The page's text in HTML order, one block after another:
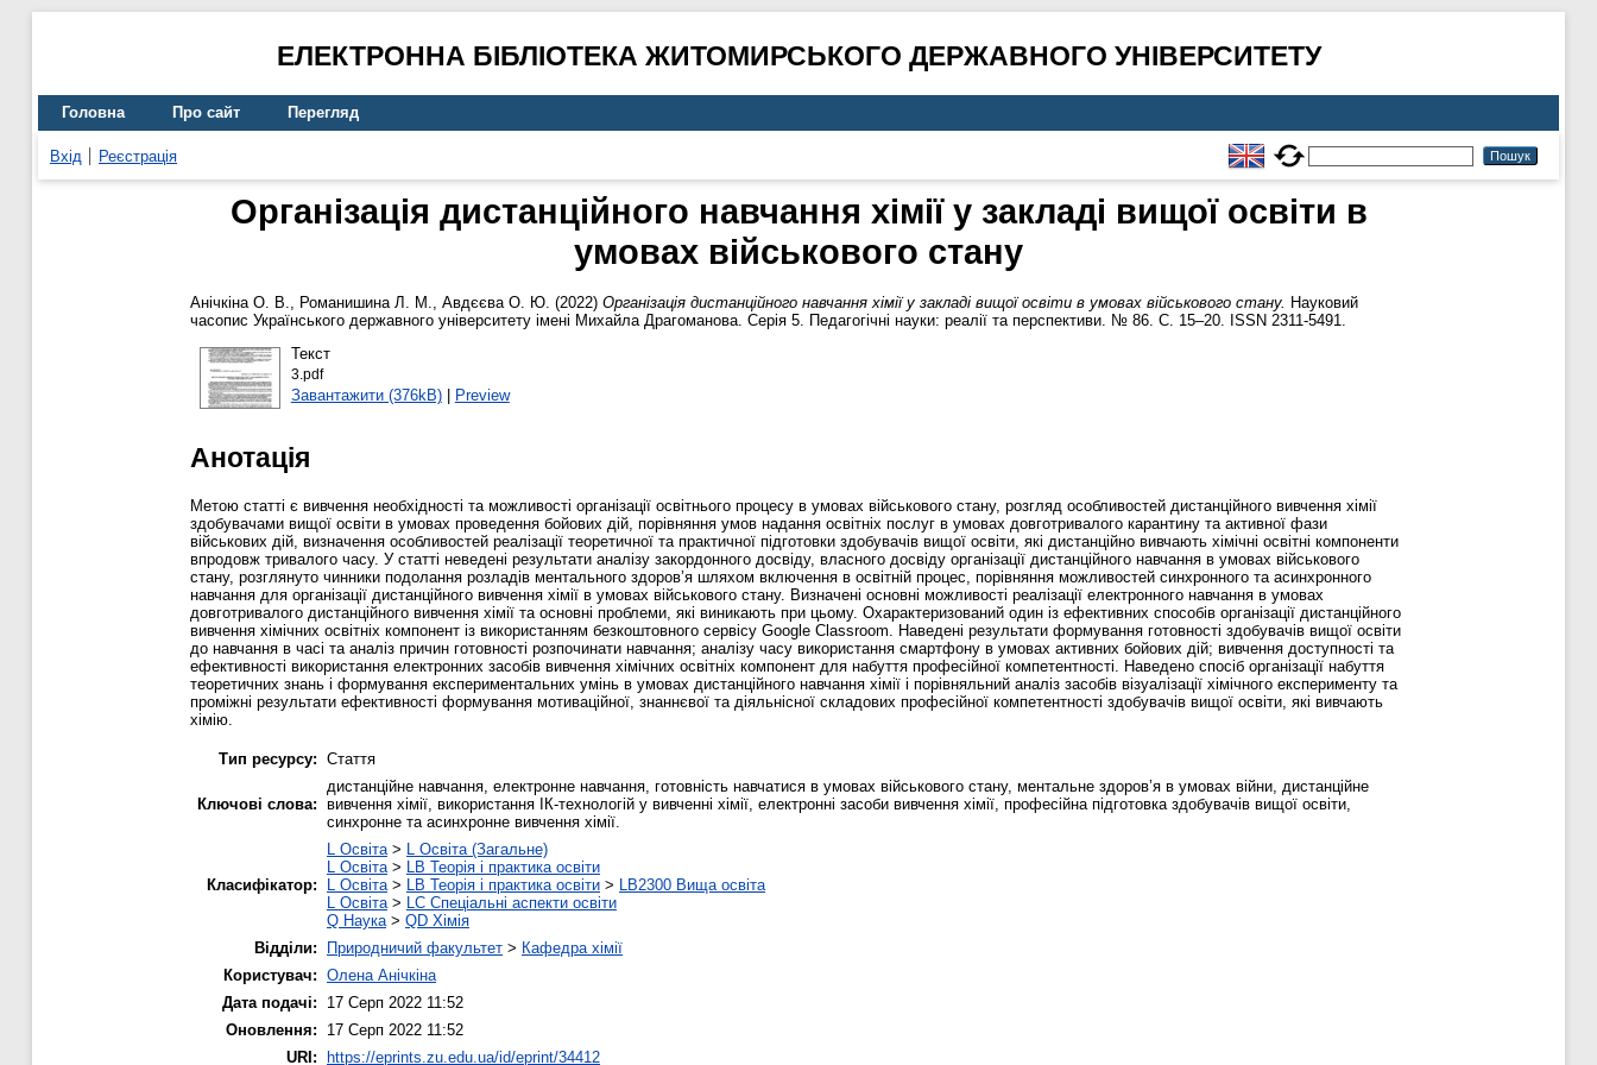
ЕЛЕКТРОННА БІБЛІОТЕКА ЖИТОМИРСЬКОГО ДЕРЖАВНОГО УНІВЕРСИТЕТУ
Головна Про сайт Перегляд
Вхід Реєстрація
Організація дистанційного навчання хімії у закладі вищої освіти в
умовах військового стану
Анічкіна О. В., Романишина Л. М., Авдєєва О. Ю. (2022) Організація дистанційного навчання хімії у закладі вищої освіти в умовах військового стану. Науковий
часопис Українського державного університету імені Михайла Драгоманова. Серія 5. Педагогічні науки: реалії та перспективи. № 86. С. 15–20. ISSN 2311-5491.
Текст
3.pdf
Завантажити (376kB)| Preview
Анотація
Метою статті є вивчення необхідності та можливості організації освітнього процесу в умовах військового стану, розгляд особливостей дистанційного вивчення хімії
здобувачами вищої освіти в умовах проведення бойових дій, порівняння умов надання освітніх послуг в умовах довготривалого карантину та активної фази
військових дій, визначення особливостей реалізації теоретичної та практичної підготовки здобувачів вищої освіти, які дистанційно вивчають хімічні освітні компоненти
впродовж тривалого часу. У статті неведені результати аналізу закордонного досвіду, власного досвіду організації дистанційного навчання в умовах військового
стану, розглянуто чинники подолання розладів ментального здоров’я шляхом включення в освітній процес, порівняння можливостей синхронного та асинхронного
навчання для організації дистанційного вивчення хімії в умовах військового стану. Визначені основні можливості реалізації електронного навчання в умовах
довготривалого дистанційного вивчення хімії та основні проблеми, які виникають при цьому. Охарактеризований один із ефективних способів організації дистанційного
вивчення хімічних освітніх компонент із використанням безкоштовного сервісу Google Classroom. Наведені результати формування готовності здобувачів вищої освіти
до навчання в часі та аналіз причин готовності розпочинати навчання; аналізу часу використання смартфону в умовах активних бойових дій; вивчення доступності та
ефективності використання електронних засобів вивчення хімічних освітніх компонент для набуття професійної компетентності. Наведено спосіб організації набуття
теоретичних знань і формування експериментальних умінь в умовах дистанційного навчання хімії і порівняльний аналіз засобів візуалізації хімічного експерименту та
проміжні результати ефективності формування мотиваційної, знаннєвої та діяльнісної складових професійної компетентності здобувачів вищої освіти, які вивчають
хімію.
Тип ресурсу: Стаття
Ключові слова:
дистанційне навчання, електронне навчання, готовність навчатися в умовах військового стану, ментальне здоров’я в умовах війни, дистанційне
вивчення хімії, використання ІК-технологій у вивченні хімії, електронні засоби вивчення хімії, професійна підготовка здобувачів вищої освіти,
синхронне та асинхронне вивчення хімії.
Класифікатор:
L Освіта > L Освіта (Загальне)
L Освіта > LB Теорія і практика освіти
L Освіта > LB Теорія і практика освіти > LB2300 Вища освіта
L Освіта > LC Спеціальні аспекти освіти
Q Наука > QD Хімія
Відділи:
Природничий факультет > Кафедра хімії
Користувач: Олена Анічкіна
Дата подачі:
17 Серп 2022 11:52
Оновлення:
17 Серп 2022 11:52
URI: https://eprints.zu.edu.ua/id/eprint/34412